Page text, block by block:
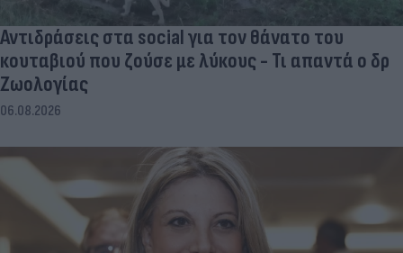
Αντιδράσεις στα social για τον θάνατο του
κουταβιού που ζούσε με λύκους - Τι απαντά ο δρ
Ζωολογίας
06.08.2026